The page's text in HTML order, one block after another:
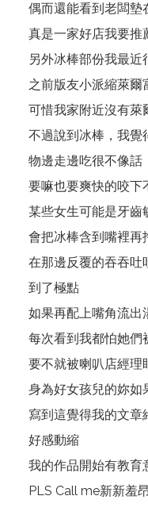
偶而還能看到老闆墊
真是一家好店我要推
另外冰棒部份我最近
之前版友小派縮萊爾
可惜我家附近沒有萊
不過說到冰棒，我覺
物邊走邊吃很不像話
要嘛也要爽快的咬下
某些女生可能是牙齒
會把冰棒含到嘴裡再
在那邊反覆的吞吞吐
到了極點
如果再配上嘴角流出
每次看到我都怕她們
要不就被喇叭店經理
身為好女孩兒的妳如
寫到這覺得我的文章
好感動縮
我的作品開始有教育
PLS Call me新新羞